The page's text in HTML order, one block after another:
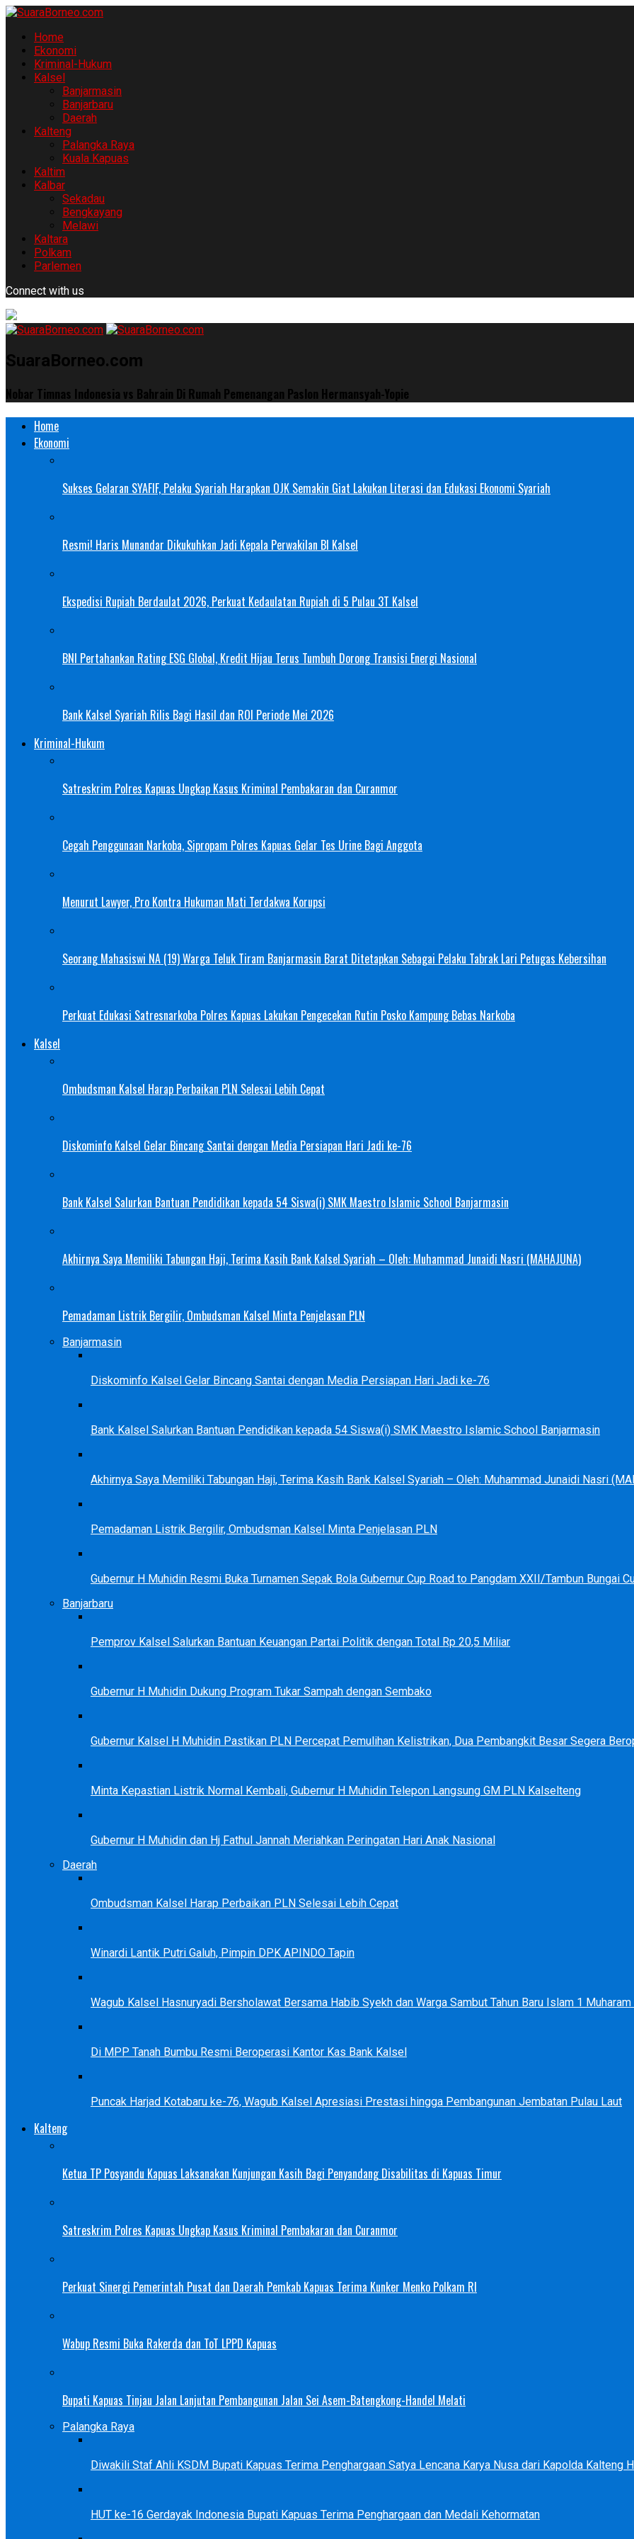
Home
Ekonomi
Kriminal-Hukum
Kalsel
Banjarmasin
Banjarbaru
Daerah
Kalteng
Palangka Raya
Kuala Kapuas
Kaltim
Kalbar
Sekadau
Bengkayang
Melawi
Kaltara
Polkam
Parlemen
Connect with us
SuaraBorneo.com
Nobar Timnas Indonesia vs Bahrain Di Rumah Pemenangan Paslon Hermansyah-Yopie
Home
Ekonomi
Sukses Gelaran SYAFIF, Pelaku Syariah Harapkan OJK Semakin Giat Lakukan Literasi dan Edukasi Ekonomi Syariah
Resmi! Haris Munandar Dikukuhkan Jadi Kepala Perwakilan BI Kalsel
Ekspedisi Rupiah Berdaulat 2026, Perkuat Kedaulatan Rupiah di 5 Pulau 3T Kalsel
BNI Pertahankan Rating ESG Global, Kredit Hijau Terus Tumbuh Dorong Transisi Energi Nasional
Bank Kalsel Syariah Rilis Bagi Hasil dan ROI Periode Mei 2026
Kriminal-Hukum
Satreskrim Polres Kapuas Ungkap Kasus Kriminal Pembakaran dan Curanmor
Cegah Penggunaan Narkoba, Sipropam Polres Kapuas Gelar Tes Urine Bagi Anggota
Menurut Lawyer, Pro Kontra Hukuman Mati Terdakwa Korupsi
Seorang Mahasiswi NA (19) Warga Teluk Tiram Banjarmasin Barat Ditetapkan Sebagai Pelaku Tabrak Lari Petugas Kebersihan
Perkuat Edukasi Satresnarkoba Polres Kapuas Lakukan Pengecekan Rutin Posko Kampung Bebas Narkoba
Kalsel
Ombudsman Kalsel Harap Perbaikan PLN Selesai Lebih Cepat
Diskominfo Kalsel Gelar Bincang Santai dengan Media Persiapan Hari Jadi ke-76
Bank Kalsel Salurkan Bantuan Pendidikan kepada 54 Siswa(i) SMK Maestro Islamic School Banjarmasin
Akhirnya Saya Memiliki Tabungan Haji, Terima Kasih Bank Kalsel Syariah – Oleh: Muhammad Junaidi Nasri (MAHAJUNA)
Pemadaman Listrik Bergilir, Ombudsman Kalsel Minta Penjelasan PLN
Banjarmasin
Diskominfo Kalsel Gelar Bincang Santai dengan Media Persiapan Hari Jadi ke-76
Bank Kalsel Salurkan Bantuan Pendidikan kepada 54 Siswa(i) SMK Maestro Islamic School Banjarmasin
Akhirnya Saya Memiliki Tabungan Haji, Terima Kasih Bank Kalsel Syariah – Oleh: Muhammad Junaidi Nasri
Pemadaman Listrik Bergilir, Ombudsman Kalsel Minta Penjelasan PLN
Gubernur H Muhidin Resmi Buka Turnamen Sepak Bola Gubernur Cup Road to Pangdam XXII/Tambun Bungai
Banjarbaru
Pemprov Kalsel Salurkan Bantuan Keuangan Partai Politik dengan Total Rp 20,5 Miliar
Gubernur H Muhidin Dukung Program Tukar Sampah dengan Sembako
Gubernur Kalsel H Muhidin Pastikan PLN Percepat Pemulihan Kelistrikan, Dua Pembangkit Besar Segera
Minta Kepastian Listrik Normal Kembali, Gubernur H Muhidin Telepon Langsung GM PLN Kalselteng
Gubernur H Muhidin dan Hj Fathul Jannah Meriahkan Peringatan Hari Anak Nasional
Daerah
Ombudsman Kalsel Harap Perbaikan PLN Selesai Lebih Cepat
Winardi Lantik Putri Galuh, Pimpin DPK APINDO Tapin
Wagub Kalsel Hasnuryadi Bersholawat Bersama Habib Syekh dan Warga Sambut Tahun Baru Islam 1 Muharam
Di MPP Tanah Bumbu Resmi Beroperasi Kantor Kas Bank Kalsel
Puncak Harjad Kotabaru ke-76, Wagub Kalsel Apresiasi Prestasi hingga Pembangunan Jembatan Pulau Laut
Kalteng
Ketua TP Posyandu Kapuas Laksanakan Kunjungan Kasih Bagi Penyandang Disabilitas di Kapuas Timur
Satreskrim Polres Kapuas Ungkap Kasus Kriminal Pembakaran dan Curanmor
Perkuat Sinergi Pemerintah Pusat dan Daerah Pemkab Kapuas Terima Kunker Menko Polkam RI
Wabup Resmi Buka Rakerda dan ToT LPPD Kapuas
Bupati Kapuas Tinjau Jalan Lanjutan Pembangunan Jalan Sei Asem-Batengkong-Handel Melati
Palangka Raya
Diwakili Staf Ahli KSDM Bupati Kapuas Terima Penghargaan Satya Lencana Karya Nusa dari Kapolda Kalteng
HUT ke-16 Gerdayak Indonesia Bupati Kapuas Terima Penghargaan dan Medali Kehormatan